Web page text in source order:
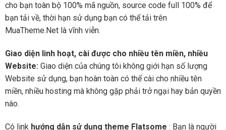
cho bạn toàn bộ 100% mã nguồn, source code full 100% để
bạn tải về, thời hạn sử dụng bạn có thể tải trên
MuaTheme.Net là vĩnh viễn.
Giao diện linh hoạt, cài được cho nhiều tên miền, nhiều
Website: Giao diện của chúng tôi không giới hạn số lượng
Website sử dụng, bạn hoàn toàn có thể cài cho nhiều tên
miền, nhiều hosting mà không gặp phải trở ngại hay bản quyền
nào.
Có link hướng dẫn sử dụng theme Flatsome : Bạn là người